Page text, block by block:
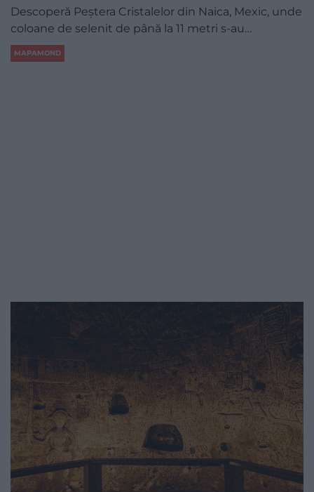
Descoperă Peștera Cristalelor din Naica, Mexic, unde
coloane de selenit de până la 11 metri s-au…
MAPAMOND